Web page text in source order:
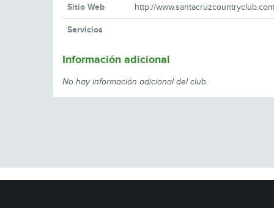
Sitio Web http://
Servicios
Información adicional
No hay información adicional del club.